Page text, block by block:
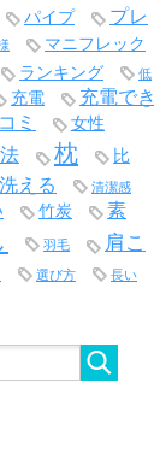
パイプ
プレ
マニフレック
ランキング
低
充電
充電でき
ミ 女性
枕
比
洗える 清潔感
竹炭
素
羽毛
肩こ
選び方
長い